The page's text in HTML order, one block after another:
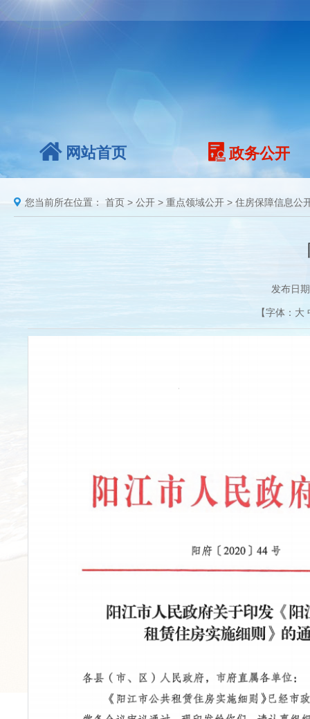
网站首页 政务公开
您当前所在位置： 首页 > 公开 > 重点领域公开 > 住房保障信息公
发布日
【字体： 大